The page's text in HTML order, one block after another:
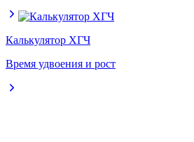
Калькулятор ХГЧ
Время удвоения и рост